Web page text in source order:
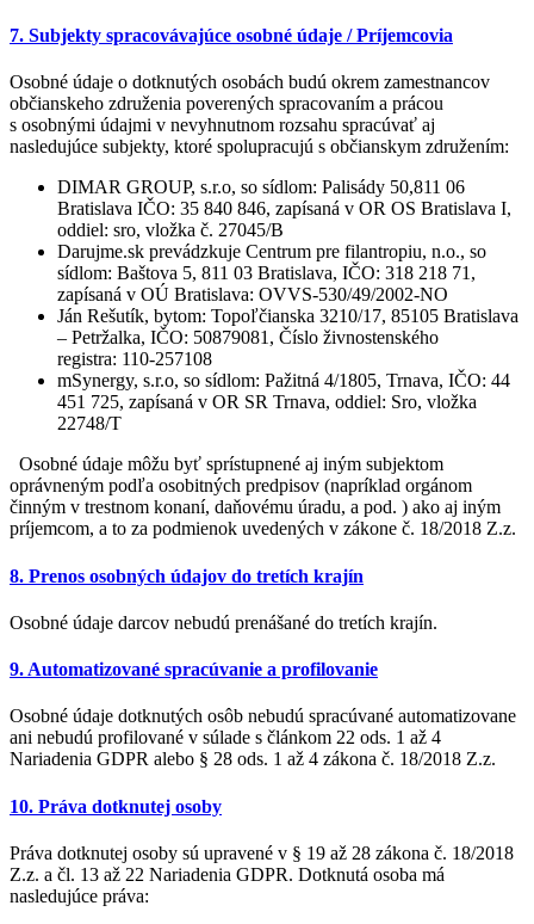
7. Subjekty spracovávajúce osobné údaje / Príjemcovia
Osobné údaje o dotknutých osobách budú okrem zamestnancov
občianskeho združenia poverených spracovaním a prácou
s osobnými údajmi v nevyhnutnom rozsahu spracúvať aj
nasledujúce subjekty, ktoré spolupracujú s občianskym združením:
DIMAR GROUP, s.r.o, so sídlom: Palisády 50,811 06
Bratislava IČO: 35 840 846, zapísaná v OR OS Bratislava I,
oddiel: sro, vložka č. 27045/B
Darujme.sk prevádzkuje Centrum pre filantropiu, n.o., so
sídlom: Baštova 5, 811 03 Bratislava, IČO: 318 218 71,
zapísaná v OÚ Bratislava: OVVS-530/49/2002-NO
Ján Rešutík, bytom: Topoľčianska 3210/17, 85105 Bratislava
– Petržalka, IČO: 50879081, Číslo živnostenského
registra: 110-257108
mSynergy, s.r.o, so sídlom: Pažitná 4/1805, Trnava, IČO: 44
451 725, zapísaná v OR SR Trnava, oddiel: Sro, vložka
22748/T
Osobné údaje môžu byť sprístupnené aj iným subjektom
oprávneným podľa osobitných predpisov (napríklad orgánom
činným v trestnom konaní, daňovému úradu, a pod. ) ako aj iným
príjemcom, a to za podmienok uvedených v zákone č. 18/2018 Z.z.
8. Prenos osobných údajov do tretích krajín
Osobné údaje darcov nebudú prenášané do tretích krajín.
9. Automatizované spracúvanie a profilovanie
Osobné údaje dotknutých osôb nebudú spracúvané automatizovane
ani nebudú profilované v súlade s článkom 22 ods. 1 až 4
Nariadenia GDPR alebo § 28 ods. 1 až 4 zákona č. 18/2018 Z.z.
10. Práva dotknutej osoby
Práva dotknutej osoby sú upravené v § 19 až 28 zákona č. 18/2018
Z.z. a čl. 13 až 22 Nariadenia GDPR. Dotknutá osoba má
nasledujúce práva: